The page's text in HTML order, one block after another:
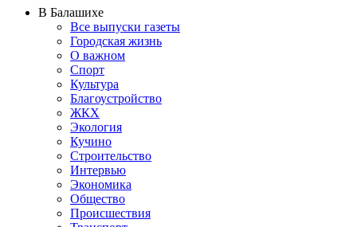
В Балашихе
Все выпуски газеты
Городская жизнь
О важном
Спорт
Культура
Благоустройство
ЖКХ
Экология
Кучино
Строительство
Интервью
Экономика
Общество
Происшествия